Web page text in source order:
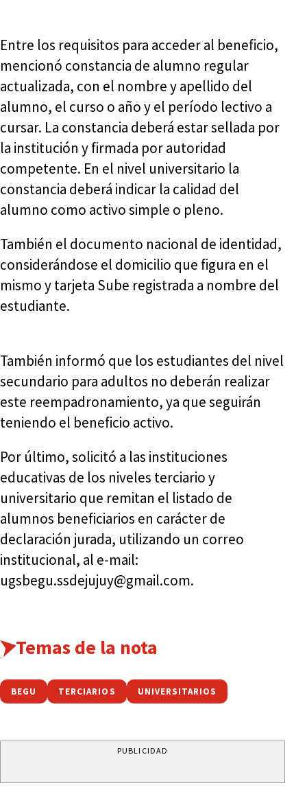
Entre los requisitos para acceder al beneficio,
mencionó constancia de alumno regular
actualizada, con el nombre y apellido del
alumno, el curso o año y el período lectivo a
cursar. La constancia deberá estar sellada por
la institución y firmada por autoridad
competente. En el nivel universitario la
constancia deberá indicar la calidad del
alumno como activo simple o pleno.
También el documento nacional de identidad,
considerándose el domicilio que figura en el
mismo y tarjeta Sube registrada a nombre del
estudiante.
También informó que los estudiantes del nivel
secundario para adultos no deberán realizar
este reempadronamiento, ya que seguirán
teniendo el beneficio activo.
Por último, solicitó a las instituciones
educativas de los niveles terciario y
universitario que remitan el listado de
alumnos beneficiarios en carácter de
declaración jurada, utilizando un correo
institucional, al e-mail:
ugsbegu.ssdejujuy@gmail.com.
Temas de la nota
BEGU TERCIARIOS UNIVERSITARIOS
PUBLICIDAD